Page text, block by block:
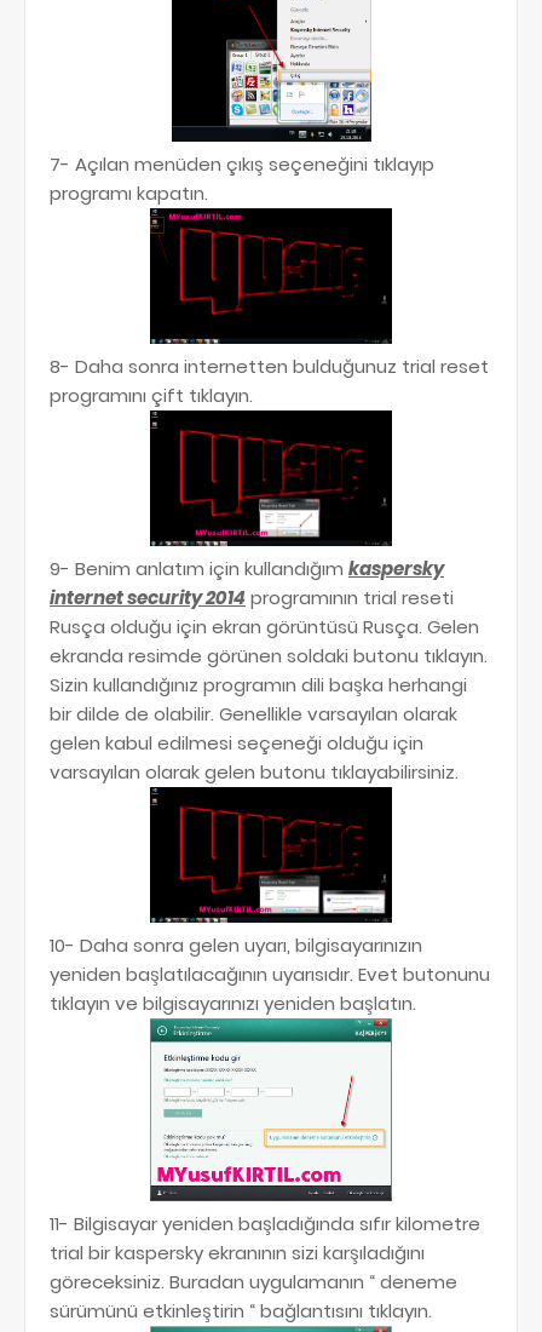
7- Açılan menüden çıkış seçeneğini tıklayıp
programı kapatın.
8- Daha sonra internetten bulduğunuz trial reset
programını çift tıklayın.
9- Benim anlatım için kullandığım kaspersky
internet security 2014programının trial reseti
Rusça olduğu için ekran görüntüsü Rusça. Gelen
ekranda resimde görünen soldaki butonu tıklayın.
Sizin kullandığınız programın dili başka herhangi
bir dilde de olabilir. Genellikle varsayılan olarak
gelen kabul edilmesi seçeneği olduğu için
varsayılan olarak gelen butonu tıklayabilirsiniz.
10- Daha sonra gelen uyarı, bilgisayarınızın
yeniden başlatılacağının uyarısıdır. Evet butonunu
tıklayın ve bilgisayarınızı yeniden başlatın.
11- Bilgisayar yeniden başladığında sıfır kilometre
trial bir kaspersky ekranının sizi karşıladığını
göreceksiniz. Buradan uygulamanın “ deneme
sürümünü etkinleştirin “ bağlantısını tıklayın.